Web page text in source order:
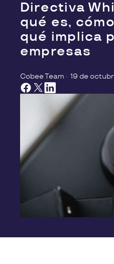
Directiva
qué es,
qué implica
empresas
Cobee Team · 19 de